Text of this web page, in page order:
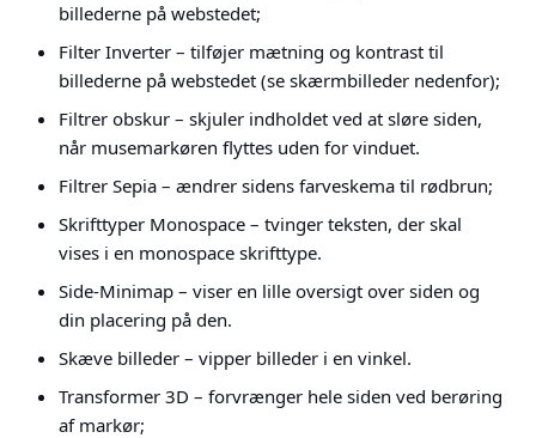
billederne på webstedet;
Filter Inverter – tilføjer mætning og kontrast til
billederne på webstedet (se skærmbilleder nedenfor);
Filtrer obskur – skjuler indholdet ved at sløre siden,
når musemarkøren flyttes uden for vinduet.
Filtrer Sepia – ændrer sidens farveskema til rødbrun;
Skrifttyper Monospace – tvinger teksten, der skal
vises i en monospace skrifttype.
Side-Minimap – viser en lille oversigt over siden og
din placering på den.
Skæve billeder – vipper billeder i en vinkel.
Transformer 3D – forvrænger hele siden ved berøring
af markør;